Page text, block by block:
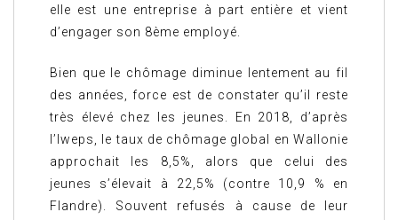
elle est une entreprise à part entière et vient
d’engager son 8ème employé.
Bien que le chômage diminue lentement au fil
des années, force est de constater qu’il reste
très élevé chez les jeunes. En 2018, d’après
l’Iweps, le taux de chômage global en Wallonie
approchait les 8,5%, alors que celui des
jeunes s’élevait à 22,5% (contre 10,9 % en
Flandre). Souvent refusés à cause de leur